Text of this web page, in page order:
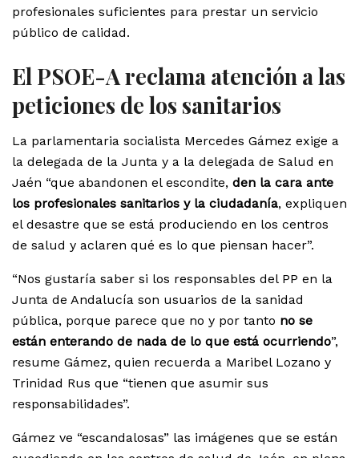
profesionales suficientes para prestar un servicio
público de calidad.
El PSOE-A reclama atención a las
peticiones de los sanitarios
La parlamentaria socialista Mercedes Gámez exige a
la delegada de la Junta y a la delegada de Salud en
Jaén “que abandonen el escondite, den la cara ante
los profesionales sanitarios y la ciudadanía, expliquen
el desastre que se está produciendo en los centros
de salud y aclaren qué es lo que piensan hacer”.
“Nos gustaría saber si los responsables del PP en la
Junta de Andalucía son usuarios de la sanidad
pública, porque parece que no y por tanto no se
están enterando de nada de lo que está ocurriendo”,
resume Gámez, quien recuerda a Maribel Lozano y
Trinidad Rus que “tienen que asumir sus
responsabilidades”.
Gámez ve “escandalosas” las imágenes que se están